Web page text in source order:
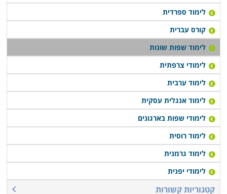
לימוד ספרדית
קורס עברית
לימוד שפות שונות
לימודי צרפתית
לימוד ערבית
לימוד אנגלית עסקית
לימודי שפות בארגונים
לימוד רוסית
לימוד גרמנית
לימודי יפנית
קטגוריות קשורות